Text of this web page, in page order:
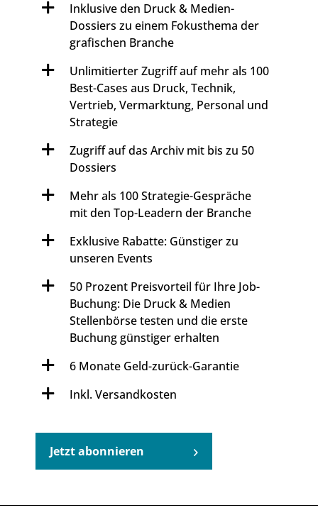
Inklusive den Druck & Medien-
Dossiers zu einem Fokusthema der
grafischen Branche
Unlimitierter Zugriff auf mehr als 100
Best-Cases aus Druck, Technik,
Vertrieb, Vermarktung, Personal und
Strategie
Zugriff auf das Archiv mit bis zu 50
Dossiers
Mehr als 100 Strategie-Gespräche
mit den Top-Leadern der Branche
Exklusive Rabatte: Günstiger zu
unseren Events
50 Prozent Preisvorteil für Ihre Job-
Buchung: Die Druck & Medien
Stellenbörse testen und die erste
Buchung günstiger erhalten
6 Monate Geld-zurück-Garantie
Inkl. Versandkosten
Jetzt abonnieren